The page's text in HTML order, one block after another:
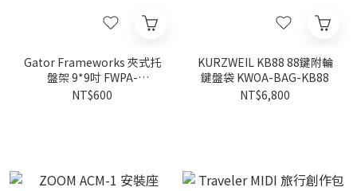
Gator Frameworks 夾式托
盤架 9*9吋 FWPA-
SHELF0909
NT$600
KURZWEIL KB88 88鍵附輪
鍵盤袋 KWOA-BAG-KB88
NT$6,800